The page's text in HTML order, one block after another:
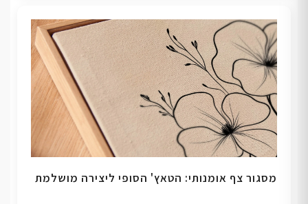
מסגור צף אומנותי: הטאץ' הסופי ליצירה מושלמת